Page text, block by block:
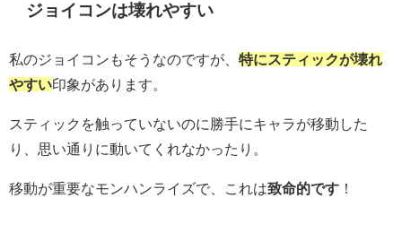
ジョイコンは壊れやすい
私のジョイコンもそうなのですが、 特にスティックが壊れ
やすい印象があります。
スティックを触っていないのに勝手にキャラが移動した
り、思い通りに動いてくれなかったり。
移動が重要なモンハンライズで、これは致命的です ！